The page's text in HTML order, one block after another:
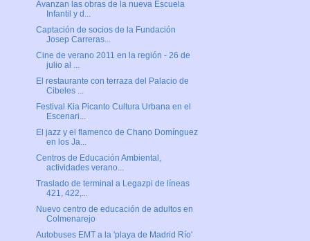
Avanzan las obras de la nueva Escuela
Infantil y d...
Captación de socios de la Fundación
Josep Carreras...
Cine de verano 2011 en la región - 26 de
julio al ...
El restaurante con terraza del Palacio de
Cibeles ...
Festival Kia Picanto Cultura Urbana en el
Escenari...
El jazz y el flamenco de Chano Domínguez
en los Ja...
Centros de Educación Ambiental,
actividades verano...
Traslado de terminal a Legazpi de líneas
421, 422,...
Nuevo centro de educación de adultos en
Colmenarejo
Autobuses EMT a la 'playa de Madrid Río'